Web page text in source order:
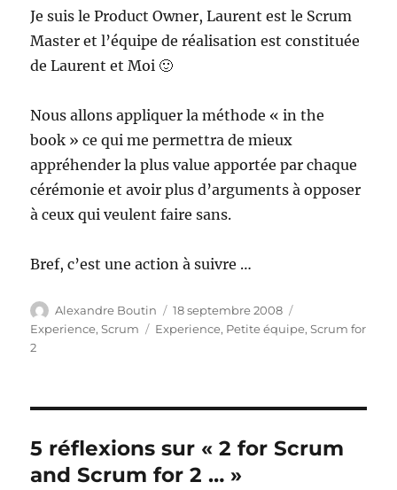
Je suis le Product Owner, Laurent est le Scrum
Master et l’équipe de réalisation est constituée
de Laurent et Moi 🙂
Nous allons appliquer la méthode « in the
book » ce qui me permettra de mieux
appréhender la plus value apportée par chaque
cérémonie et avoir plus d’arguments à opposer
à ceux qui veulent faire sans.
Bref, c’est une action à suivre …
Auteur
Alexandre Boutin
Publié
le
18 septembre 2008
Experience,Scrum Étiquettes
Experience, Petite équipe,Scrum for
2
5 réflexions sur « 2 for Scrum
and Scrum for 2 … »